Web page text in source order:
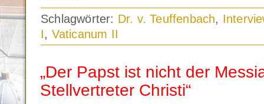
Schlagwörter: Dr. v. Teuffenbach,
I, Vaticanum II
„Der Papst ist nicht der
Stellvertreter Christi“